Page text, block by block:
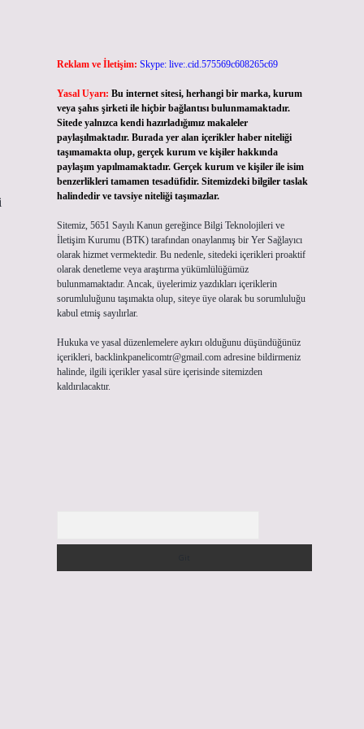
Reklam ve İletişim: Skype: live:.cid.575569c608265c69
Yasal Uyarı: Bu internet sitesi, herhangi bir marka, kurum
veya şahıs şirketi ile hiçbir bağlantısı bulunmamaktadır.
Sitede yalnızca kendi hazırladığımız makaleler
paylaşılmaktadır. Burada yer alan içerikler haber niteliği
taşımamakta olup, gerçek kurum ve kişiler hakkında
paylaşım yapılmamaktadır. Gerçek kurum ve kişiler ile isim
benzerlikleri tamamen tesadüfidir. Sitemizdeki bilgiler taslak
halindedir ve tavsiye niteliği taşımazlar.
Sitemiz, 5651 Sayılı Kanun gereğince Bilgi Teknolojileri ve
İletişim Kurumu (BTK) tarafından onaylanmış bir Yer Sağlayıcı
olarak hizmet vermektedir. Bu nedenle, sitedeki içerikleri proaktif
olarak denetleme veya araştırma yükümlülüğümüz
bulunmamaktadır. Ancak, üyelerimiz yazdıkları içeriklerin
sorumluluğunu taşımakta olup, siteye üye olarak bu sorumluluğu
kabul etmiş sayılırlar.
Hukuka ve yasal düzenlemelere aykırı olduğunu düşündüğünüz
içerikleri, backlinkpanelicomtr@gmail.comadresine bildirmeniz
halinde, ilgili içerikler yasal süre içerisinde sitemizden
kaldırılacaktır.